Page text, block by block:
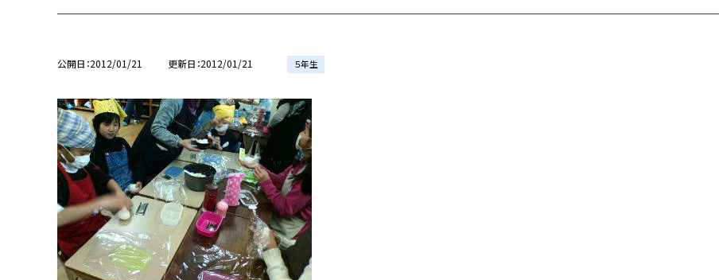
公開日 2012/01/21 更新日 2012/01/21 ５年生